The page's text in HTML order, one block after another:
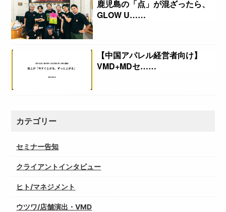
鹿児島の「点」が混ざったら、
GLOW U……
【中国アパレル経営者向け】
VMD+MDセ……
カテゴリー
セミナー告知
クライアントインタビュー
ヒト/マネジメント
ウツワ/店舗演出・VMD